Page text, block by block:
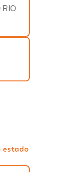
RIO
estado